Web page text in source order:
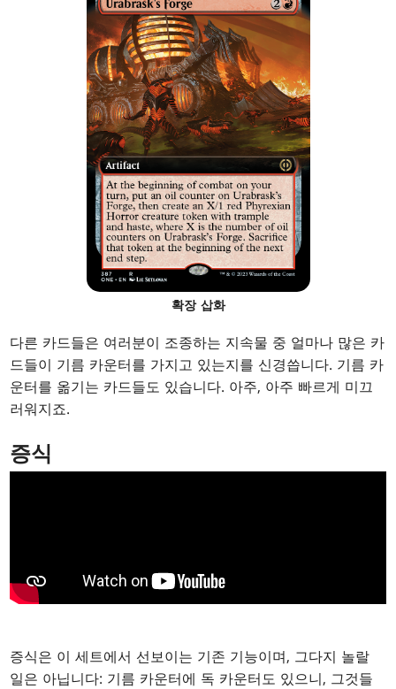
확장 삽화
다른 카드들은 여러분이 조종하는 지속물 중 얼마나 많은 카
드들이 기름 카운터를 가지고 있는지를 신경씁니다. 기름 카
운터를 옮기는 카드들도 있습니다. 아주, 아주 빠르게 미끄
러워지죠.
증식
증식은 이 세트에서 선보이는 기존 기능이며, 그다지 놀랄
일은 아닙니다: 기름 카운터에 독 카운터도 있으니, 그것들